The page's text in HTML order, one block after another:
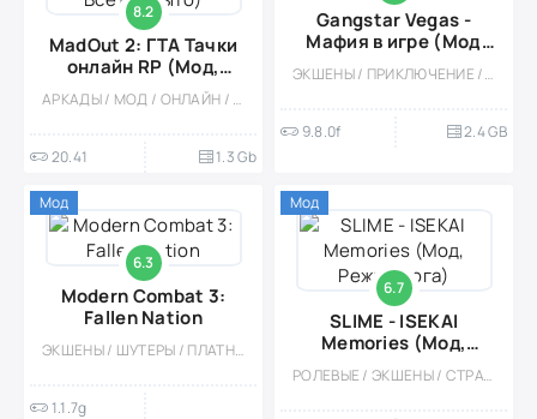
8.2
MadOut 2: ГТА Тачки
онлайн RP (Мод,
Много денег, Всё
открыто)
АРКАДЫ / МОД / ОНЛАЙН / СТИЛИЗАЦИЯ / ОДНОПОЛЬЗОВАТЕЛЬСКИЕ / МНОГОПОЛЬЗОВАТЕЛЬСКАЯ / ЭКШЕНЫ / ПРИКЛЮЧЕНИЕ / КАЗУАЛЬНЫЕ / СИМУЛЯТОРЫ / БОЛЬШАЯ / ВСТРОЕННЫЙ КЕШ / 3D
20.41 1.3 Gb
Gangstar Vegas -
Мафия в игре (Мод
много денег)
ЭКШЕНЫ / ПРИКЛЮЧЕНИЕ / КАЗУАЛЬНЫЕ / ОДНОПОЛЬЗОВАТЕЛЬСКИЕ / ОФЛАЙН / СТИЛИЗАЦИЯ / РОЛЕВЫЕ / МОД / 3D / ОТКРЫТЫЙ МИР / БОЛЬШАЯ / ВСТРОЕННЫЙ КЕШ
9.8.0f 2.4 GB
6.3
Modern Combat 3:
Fallen Nation
ЭКШЕНЫ / ШУТЕРЫ / ПЛАТНАЯ / КАЗУАЛЬНЫЕ / ОДНОПОЛЬЗОВАТЕЛЬСКИЕ / ОФЛАЙН / БОЛЬШАЯ / 3D / МОД
1.1.7g
Мод
6.7
SLIME - ISEKAI
Memories (Мод,
Режим бога)
РОЛЕВЫЕ / ЭКШЕНЫ / СТРАТЕГИИ / АНИМЕ / МОД / ОДНОПОЛЬЗОВАТЕЛЬСКИЕ / БОЛЬШАЯ / 3D
Мод